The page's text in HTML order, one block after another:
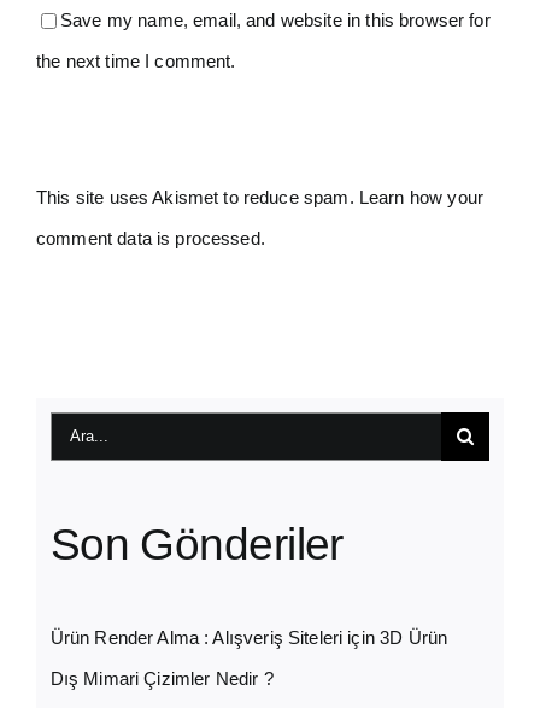
Save my name, email, and website in this browser for
the next time I comment.
This site uses Akismet to reduce spam. Learn how your
comment data is processed.
Ara:
Son Gönderiler
Ürün Render Alma : Alışveriş Siteleri için 3D Ürün
Dış Mimari Çizimler Nedir ?